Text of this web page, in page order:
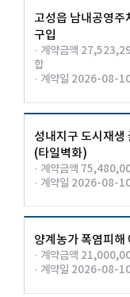
고성읍 남내공영
구입
· 계약금액
합
· 계약일 2026-08-
성내지구 도시재생
(타일벽화)
· 계약금액
· 계약일 2026-08-
양계농가 폭염피해
· 계약금액
· 계약일 2026-08-